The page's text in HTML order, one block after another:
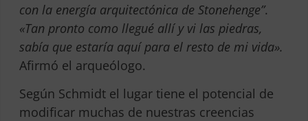
con la energía arquitectónica de Stonehenge”.
«Tan pronto como llegué allí y vi las piedras,
sabía que estaría aquí para el resto de mi vida».
Afirmó el arqueólogo.
Según Schmidt el lugar tiene el potencial de
modificar muchas de nuestras creencias